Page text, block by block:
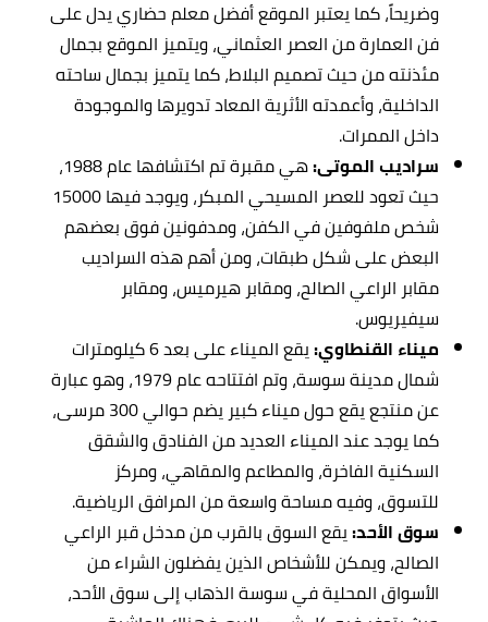
وضريحاً، كما يعتبر الموقع أفضل معلم حضاري يدل على
فن العمارة من العصر العثماني، ويتميز الموقع بجمال
مئذنته من حيث تصميم البلاط، كما يتميز بجمال ساحته
الداخلية، وأعمدته الأثرية المعاد تدويرها والموجودة
داخل الممرات.
سراديب الموتى:
هي مقبرة تم اكتشافها عام 1988،
حيث تعود للعصر المسيحي المبكر، ويوجد فيها 15000
شخص ملفوفين في الكفن، ومدفونين فوق بعضهم
البعض على شكل طبقات، ومن أهم هذه السراديب
مقابر الراعي الصالح، ومقابر هيرميس، ومقابر
سيفيريوس.
ميناء القنطاوي:
يقع الميناء على بعد 6 كيلومترات
شمال مدينة سوسة، وتم افتتاحه عام 1979، وهو عبارة
عن منتجع يقع حول ميناء كبير يضم حوالي 300 مرسى،
كما يوجد عند الميناء العديد من الفنادق والشقق
السكنية الفاخرة، والمطاعم والمقاهي، ومركز
للتسوق، وفيه مساحة واسعة من المرافق الرياضية.
سوق الأحد:يقع السوق بالقرب من مدخل قبر الراعي
الصالح، ويمكن للأشخاص الذين يفضلون الشراء من
الأسواق المحلية في سوسة الذهاب إلى سوق الأحد،